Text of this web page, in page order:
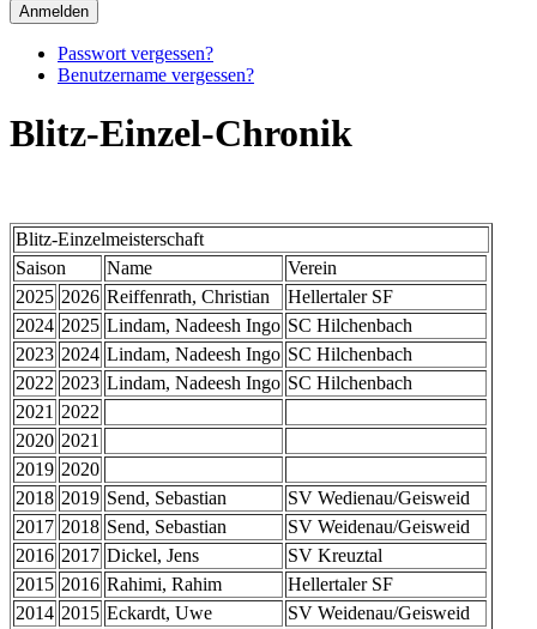
Anmelden
Passwort vergessen?
Benutzername vergessen?
Blitz-Einzel-Chronik
Blitz-Einzelmeisterschaft
Saison
Name
Verein
2025 2026 Reiffenrath, Christian
Hellertaler SF
2024 2025 Lindam, Nadeesh Ingo SC Hilchenbach
2023 2024 Lindam, Nadeesh Ingo SC Hilchenbach
2022 2023 Lindam, Nadeesh Ingo SC Hilchenbach
2021 2022
2020 2021
2019 2020
2018 2019 Send, Sebastian
SV Wedienau/Geisweid
2017 2018 Send, Sebastian
SV Weidenau/Geisweid
2016 2017 Dickel, Jens
SV Kreuztal
2015 2016 Rahimi, Rahim
Hellertaler SF
2014 2015 Eckardt, Uwe
SV Weidenau/Geisweid